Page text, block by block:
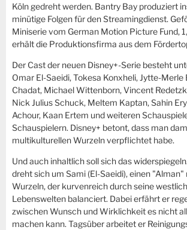
Köln gedreht werden. Bantry Bay produziert
minütige Folgen für den Streamingdienst.
Miniserie vom German Motion Picture Fund,
erhält die Produktionsfirma aus dem
Der Cast der neuen Disney+-Serie besteht
Omar El-Saeidi, Tokesa Konxheli, Jytte-Merle
Chadat, Michael Wittenborn, Vincent
Nick Julius Schuck, Meltem Kaptan, Sahin
Achour, Kaan Ertem und weiteren
Schauspielern. Disney+ betont, dass man
multikulturellen Wurzeln verpflichtet habe.
Und auch inhaltlich soll sich das
dreht sich um Sami (El-Saeidi), einen
Wurzeln, der kurvenreich durch seine
Lebenswelten balanciert. Dabei erfährt er
zwischen Wunsch und Wirklichkeit es nicht
machen kann. Tagsüber arbeitet er